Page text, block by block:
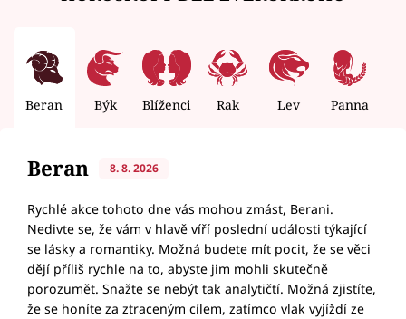
Beran Býk Blíženci Rak Lev Panna
Beran 8. 8. 2026
Rychlé akce tohoto dne vás mohou zmást, Berani.
Nedivte se, že vám v hlavě víří poslední události týkající
se lásky a romantiky. Možná budete mít pocit, že se věci
dějí příliš rychle na to, abyste jim mohli skutečně
porozumět. Snažte se nebýt tak analytičtí. Možná zjistíte,
že se honíte za ztraceným cílem, zatímco vlak vyjíždí ze